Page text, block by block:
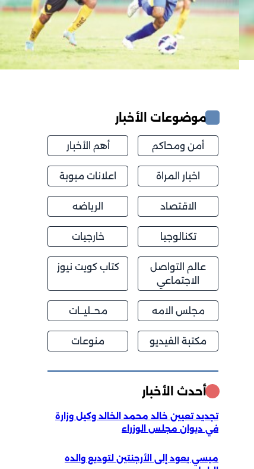
موضوعات الأخبار
أمن ومحاكم أهم الأخبار
اخبار المراة اعلانات مبوبة
الاقتصاد الرياضه
تكنالوجيا خارجيات
عالم التواصل
الاجتماعي
كتاب كويت نيوز
مجلس الامه محــليــات
مكتبة الفيديو منوعات
أحدث الأخبار
تجديد تعيين خالد محمد الخالد وكيل وزارة
في ديوان مجلس الوزراء
ميسي يعود إلى الأرجنتين لتوديع والده